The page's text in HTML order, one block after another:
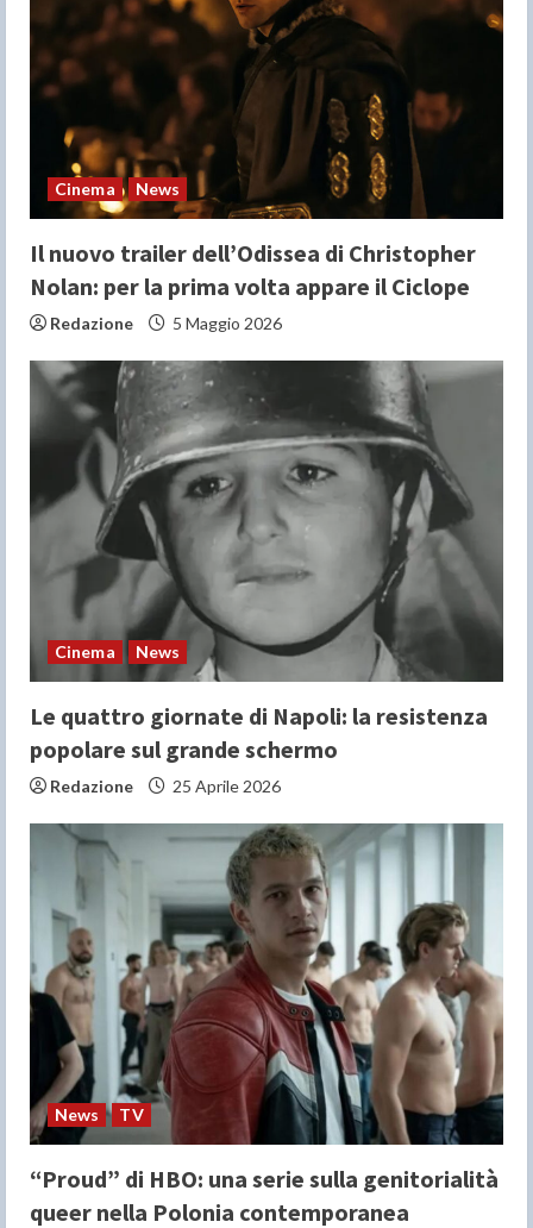
d
i
n
gCinema News
Il nuovo trailer dell’Odissea di Christopher
Nolan: per la prima volta appare il Ciclope
Redazione 5 Maggio 2026
Cinema News
Le quattro giornate di Napoli: la resistenza
popolare sul grande schermo
Redazione 25 Aprile 2026
News TV
“Proud” di HBO: una serie sulla genitorialità
queer nella Polonia contemporanea